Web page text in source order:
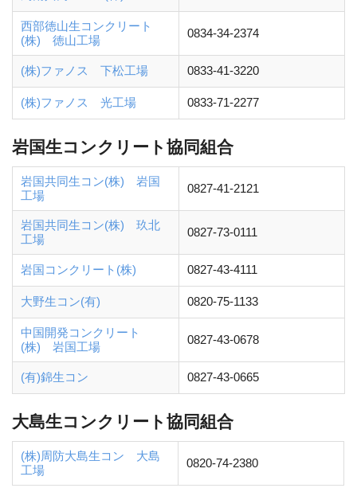
西部徳山生コンクリート
(株) 徳山工場
0834-34-2374
(株)ファノス 下松工場 0833-41-3220
(株)ファノス 光工場 0833-71-2277
岩国生コンクリート協同組合
岩国共同生コン(株) 岩国
工場
0827-41-2121
岩国共同生コン(株) 玖北
工場
0827-73-0111
岩国コンクリート(株) 0827-43-4111
大野生コン(有) 0820-75-1133
中国開発コンクリート
(株) 岩国工場
0827-43-0678
(有)錦生コン 0827-43-0665
大島生コンクリート協同組合
(株)周防大島生コン 大島
工場
0820-74-2380